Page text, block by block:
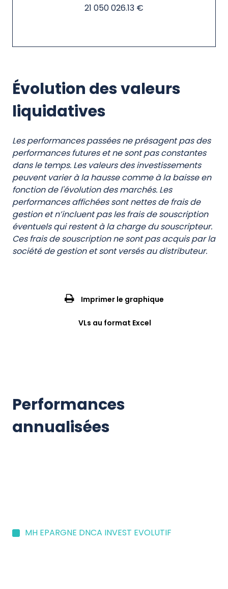
21 050 026.13 €
Évolution des valeurs
liquidatives
Les performances passées ne présagent pas des
performances futures et ne sont pas constantes
dans le temps. Les valeurs des investissements
peuvent varier à la hausse comme à la baisse en
fonction de l'évolution des marchés. Les
performances affichées sont nettes de frais de
gestion et n’incluent pas les frais de souscription
éventuels qui restent à la charge du souscripteur.
Ces frais de souscription ne sont pas acquis par la
société de gestion et sont versés au distributeur.
Imprimer le graphique
VLs au format Excel
Performances
annualisées
MH EPARGNE DNCA INVEST EVOLUTIF